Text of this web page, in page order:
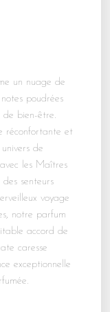
un nuage de
poudrées
de bien-être.
réconfortante et
de
les Maîtres
senteurs
voyage
notre parfum
accord de
caresse
exceptionnelle